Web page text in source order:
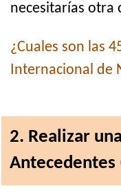
necesitarías otra
¿Cuales son las
Internacional de
2. Realizar
Antecedentes